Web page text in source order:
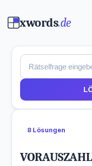
xwords.de
8 Lösungen